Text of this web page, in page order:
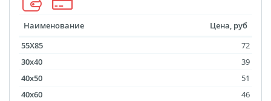
Фото на холсте с карт.
осн. УФ
Фото на металле
Печать наклеек
Наименование
Цена, руб
55X85
72
30x40
39
40x50
51
40x60
46